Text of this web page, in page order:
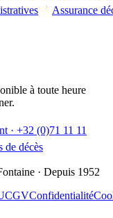
Assurance
à toute heure
· +32 (0)71 11 11
de décès
· Depuis 1952
CGVConfidentialité